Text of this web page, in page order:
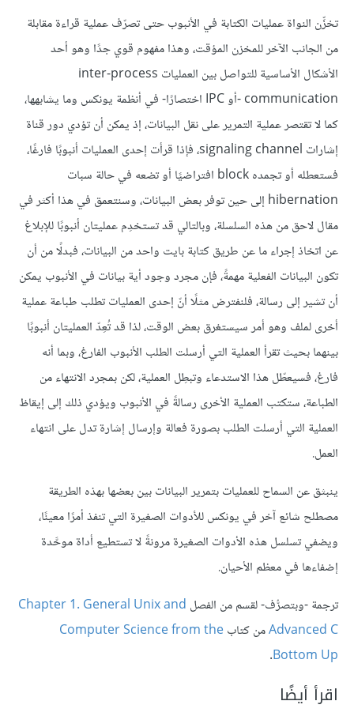
تخزِّن النواة عمليات الكتابة في الأنبوب حتى تصرّف عملية قراءة مقابلة
من الجانب الآخر للمخزن المؤقت، وهذا مفهوم قوي جدًا وهو أحد
الأشكال الأساسية للتواصل بين العمليات inter-process
communication -أو IPC اختصارًا- في أنظمة يونكس وما يشابهها،
كما لا تقتصر عملية التمرير على نقل البيانات، إذ يمكن أن تؤدي دور قناة
إشارات signaling channel، فإذا قرأت إحدى العمليات أنبوبًا فارغًا،
فستعطله أو تجمده block افتراضيًا أو تضعه في حالة سبات
hibernation إلى حين توفر بعض البيانات، وسنتعمق في هذا أكثر في
مقال لاحق من هذه السلسلة، وبالتالي قد تستخدِم عمليتان أنبوبًا للإبلاغ
عن اتخاذ إجراء ما عن طريق كتابة بايت واحد من البيانات، فبدلًا من أن
تكون البيانات الفعلية مهمةً، فإن مجرد وجود أية بيانات في الأنبوب يمكن
أن تشير إلى رسالة، فلنفترض مثلًا أنّ إحدى العمليات تطلب طباعة عملية
أخرى لملف وهو أمر سيستغرق بعض الوقت، لذا قد تُعِدّ العمليتان أنبوبًا
بينهما بحيث تقرأ العملية التي أرسلت الطلب الأنبوب الفارغ، وبما أنه
فارغ، فسيعطّل هذا الاستدعاء وتبطِل العملية، لكن بمجرد الانتهاء من
الطباعة، ستكتب العملية الأخرى رسالةً في الأنبوب ويؤدي ذلك إلى إيقاظ
العملية التي أرسلت الطلب بصورة فعالة وإرسال إشارة تدل على انتهاء
العمل.
ينبثق عن السماح للعمليات بتمرير البيانات بين بعضها بهذه الطريقة
مصطلح شائع آخر في يونكس للأدوات الصغيرة التي تنفذ أمرًا معينًا،
ويضفي تسلسل هذه الأدوات الصغيرة مرونةً لا تستطيع أداة موحَّدة
إضفاءها في معظم الأحيان.
ترجمة -وبتصرُّف- لقسم من الفصل Chapter 1. General Unix and
Advanced Cمن كتابComputer Science from the
Bottom Up
.
اقرأ أيضًا